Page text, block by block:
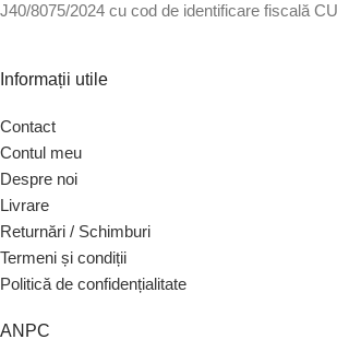
J40/8075/2024 cu cod de identificare fiscală
Informații utile
Contact
Contul meu
Despre noi
Livrare
Returnări / Schimburi
Termeni și condiții
Politică de confidențialitate
ANPC